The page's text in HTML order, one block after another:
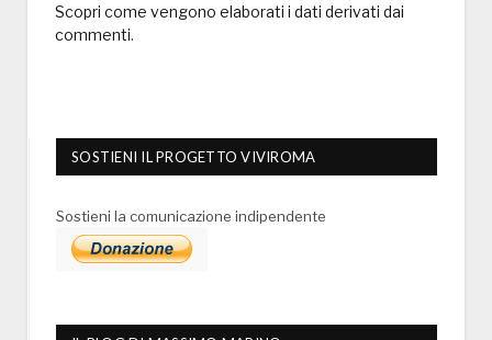
Scopri come vengono elaborati i dati derivati dai
commenti.
SOSTIENI IL PROGETTO VIVIROMA
Sostieni la comunicazione indipendente